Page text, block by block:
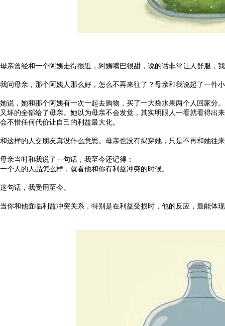
母亲曾经和一个阿姨走得很近，阿姨嘴巴很甜，说的话非常让人舒服，
我问母亲，那个阿姨人那么好，怎么不再来往了？母亲和我说起了一件
她说，她和那个阿姨有一次一起去购物，买了一大袋水果两个人回家分
又坏的全部给了母亲。她以为母亲不会发觉，其实明眼人一看就看得出
会不惜任何代价让自己的利益最大化。
和这样的人交朋友真没什么意思。母亲也没有揭穿她，只是不再和她往
母亲当时和我说了一句话，我至今还记得：
一个人的人品怎么样，就看他和你有利益冲突的时候。
这句话，我受用至今。
当你和他面临利益冲突关系，特别是在利益受损时，他的反应，最能体